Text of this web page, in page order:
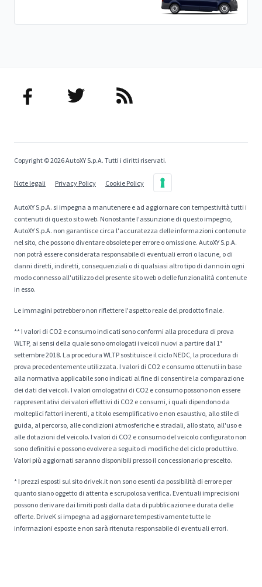
Copyright © 2026 AutoXY S.p.A. Tutti i diritti riservati.
Note legali Privacy Policy Cookie Policy
AutoXY S.p.A. si impegna a manutenere e ad aggiornare con tempestività tutti i
contenuti di questo sito web. Nonostante l'assunzione di questo impegno,
AutoXY S.p.A. non garantisce circa l'accuratezza delle informazioni contenute
nel sito, che possono diventare obsolete per errore o omissione. AutoXY S.p.A.
non potrà essere considerata responsabile di eventuali errori o lacune, o di
danni diretti, indiretti, consequenziali o di qualsiasi altro tipo di danno in ogni
modo connesso all'utilizzo del presente sito web o delle funzionalità contenute
in esso.
Le immagini potrebbero non riflettere l'aspetto reale del prodotto finale.
** I valori di CO2 e consumo indicati sono conformi alla procedura di prova
WLTP, ai sensi della quale sono omologati i veicoli nuovi a partire dal 1°
settembre 2018. La procedura WLTP sostituisce il ciclo NEDC, la procedura di
prova precedentemente utilizzata. I valori di CO2 e consumo ottenuti in base
alla normativa applicabile sono indicati al fine di consentire la comparazione
dei dati dei veicoli. I valori omologativi di CO2 e consumo possono non essere
rappresentativi dei valori effettivi di CO2 e consumi, i quali dipendono da
molteplici fattori inerenti, a titolo esemplificativo e non esaustivo, allo stile di
guida, al percorso, alle condizioni atmosferiche e stradali, allo stato, all'uso e
alle dotazioni del veicolo. I valori di CO2 e consumo del veicolo configurato non
sono definitivi e possono evolvere a seguito di modifiche del ciclo produttivo.
Valori più aggiornati saranno disponibili presso il concessionario prescelto.
* I prezzi esposti sul sito drivek.it non sono esenti da possibilità di errore per
quanto siano oggetto di attenta e scrupolosa verifica. Eventuali imprecisioni
possono derivare dai limiti posti dalla data di pubblicazione e durata delle
offerte. DriveK si impegna ad aggiornare tempestivamente tutte le
informazioni esposte e non sarà ritenuta responsabile di eventuali errori.